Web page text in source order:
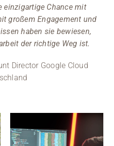
einzigartige Chance mit
großem Engagement und
haben sie bewiesen,
der richtige Weg ist.
Director Google Cloud